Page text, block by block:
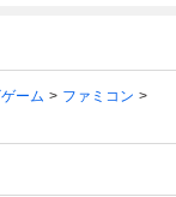
ーム
ファミコン